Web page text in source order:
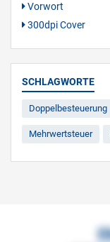
Vorwort
300dpi Cover
SCHLAGWORTE
Doppelbesteuerung
Mehrwertsteuer